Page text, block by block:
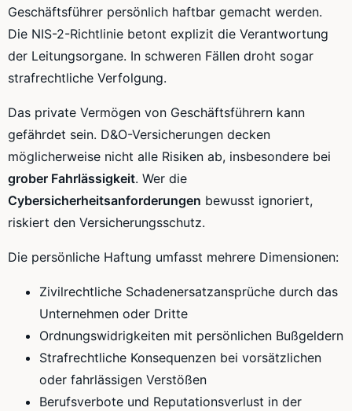
Geschäftsführer persönlich haftbar gemacht werden.
Die NIS-2-Richtlinie betont explizit die Verantwortung
der Leitungsorgane. In schweren Fällen droht sogar
strafrechtliche Verfolgung.
Das private Vermögen von Geschäftsführern kann
gefährdet sein. D&O-Versicherungen decken
möglicherweise nicht alle Risiken ab, insbesondere bei
grober Fahrlässigkeit. Wer die
Cybersicherheitsanforderungen bewusst ignoriert,
riskiert den Versicherungsschutz.
Die persönliche Haftung umfasst mehrere Dimensionen:
Zivilrechtliche Schadenersatzansprüche durch das
Unternehmen oder Dritte
Ordnungswidrigkeiten mit persönlichen Bußgeldern
Strafrechtliche Konsequenzen bei vorsätzlichen
oder fahrlässigen Verstößen
Berufsverbote und Reputationsverlust in der